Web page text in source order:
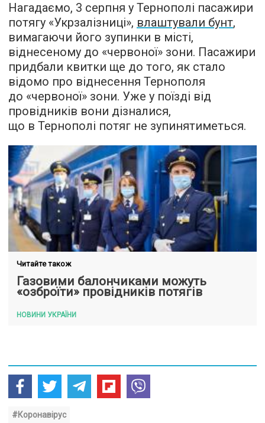
Нагадаємо, 3 серпня у Тернополі пасажири
потягу «Укрзалізниці», влаштували бунт,
вимагаючи його зупинки в місті,
віднесеному до «червоної» зони. Пасажири
придбали квитки ще до того, як стало
відомо про віднесення Тернополя
до «червоної» зони. Уже у поїзді від
провідників вони дізналися,
що в Тернополі потяг не зупинятиметься.
Читайте також
Газовими балончиками можуть
«озброїти» провідників потягів
НОВИНИ УКРАЇНИ
#Коронавірус